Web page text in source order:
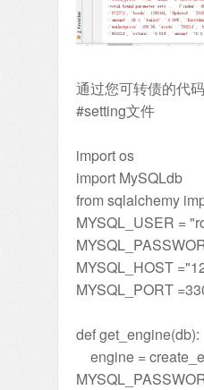
通过您可转债的代码
#setting文件
import os
import MySQLdb
from sqlalchemy
MYSQL_USER =
MYSQL_HOST
MYSQL_PORT
def get_engine(db):
engine =